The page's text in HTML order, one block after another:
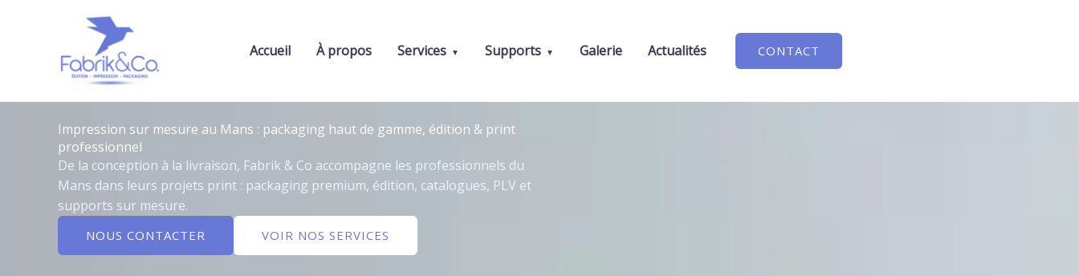
Accueil À propos Services Supports Galerie Actualités CONTACT
Impression sur mesure au Mans : packaging haut de gamme, édition & print
professionnel
De la conception à la livraison, Fabrik & Co accompagne les professionnels du
Mans dans leurs projets print : packaging premium, édition, catalogues, PLV et
supports sur mesure.
NOUS CONTACTER VOIR NOS SERVICES